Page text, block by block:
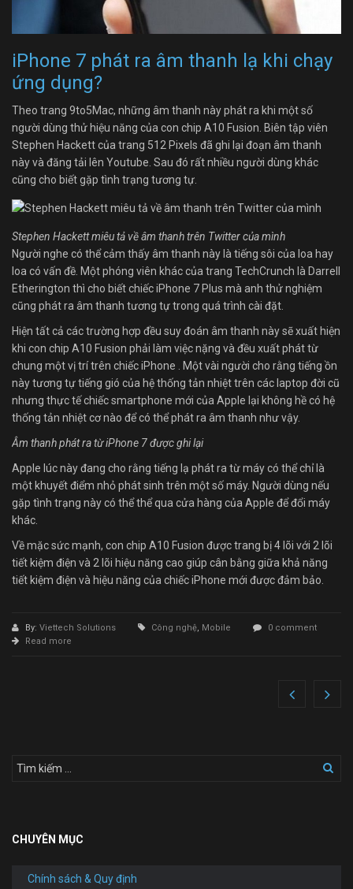
iPhone 7 phát ra âm thanh lạ khi chạy
ứng dụng?
Theo trang 9to5Mac, những âm thanh này phát ra khi một số
người dùng thử hiệu năng của con chip A10 Fusion. Biên tập viên
Stephen Hackett của trang 512 Pixels đã ghi lại đoạn âm thanh
này và đăng tải lên Youtube. Sau đó rất nhiều người dùng khác
cũng cho biết gặp tình trạng tương tự.
Stephen Hackett miêu tả về âm thanh trên Twitter của mình
Người nghe có thể cảm thấy âm thanh này là tiếng sôi của loa hay
loa có vấn đề. Một phóng viên khác của trang TechCrunch là Darrell
Etherington thì cho biết chiếc iPhone 7 Plus mà anh thử nghiệm
cũng phát ra âm thanh tương tự trong quá trình cài đặt.
Hiện tất cả các trường hợp đều suy đoán âm thanh này sẽ xuất hiện
khi con chip A10 Fusion phải làm việc nặng và đều xuất phát từ
chung một vị trí trên chiếc iPhone . Một vài người cho rằng tiếng ồn
này tương tự tiếng gió của hệ thống tản nhiệt trên các laptop đời cũ
nhưng thực tế chiếc smartphone mới của Apple lại không hề có hệ
thống tản nhiệt cơ nào để có thể phát ra âm thanh như vậy.
Âm thanh phát ra từ iPhone 7 được ghi lại
Apple lúc này đang cho rằng tiếng lạ phát ra từ máy có thể chỉ là
một khuyết điểm nhỏ phát sinh trên một số máy. Người dùng nếu
gặp tình trạng này có thể thể qua cửa hàng của Apple để đổi máy
khác.
Về mặc sức mạnh, con chip A10 Fusion được trang bị 4 lõi với 2 lõi
tiết kiệm điện và 2 lõi hiệu năng cao giúp cân bằng giữa khả năng
tiết kiệm điện và hiệu năng của chiếc iPhone mới được đảm bảo.
By: Viettech Solutions Công nghệ, Mobile
0 comment
Read more
CHUYÊN MỤC
Chính sách & Quy định